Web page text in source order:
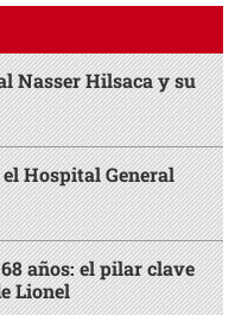
Nasser Hilsaca y su
Hospital General
años: el pilar clave
Lionel